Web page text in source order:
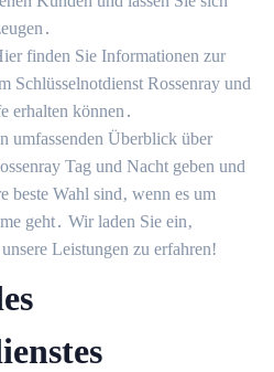
finden Sie Informationen zur
Schlüsselnotdienst Rossenray und
erhalten können․
umfassenden Überblick über
Tag und Nacht geben und
beste Wahl sind‚ wenn es um
geht․ Wir laden Sie ein‚
Leistungen zu erfahren!​